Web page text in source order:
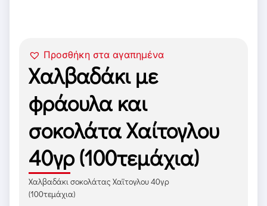
Προσθήκη στα αγαπημένα
Χαλβαδάκι με
φράουλα και
σοκολάτα Χαίτογλου
40γρ (100τεμάχια)
Χαλβαδάκι σοκολάτας Χαϊτογλου 40γρ
(100τεμάχια)